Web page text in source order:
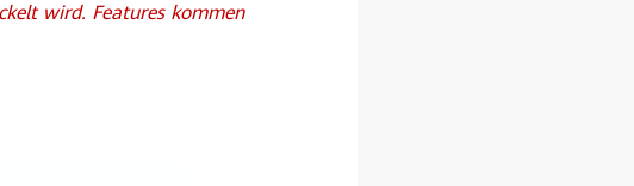
wird. Features kommen